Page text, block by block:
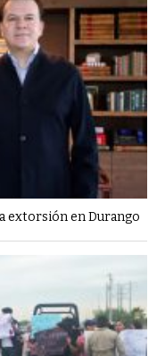
extorsión en Durango